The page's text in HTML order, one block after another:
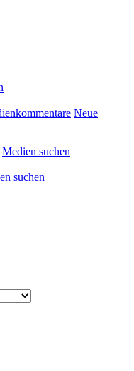
Neue
Medien suchen
suchen